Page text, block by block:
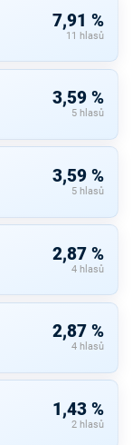
7,91 %
11 hlasů
3,59 %
5 hlasů
3,59 %
5 hlasů
2,87 %
4 hlasů
2,87 %
4 hlasů
1,43 %
2 hlasů